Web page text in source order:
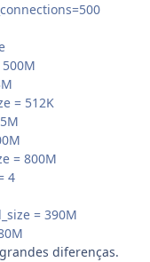
= 512K
= 800M
4
= 390M
diferenças.